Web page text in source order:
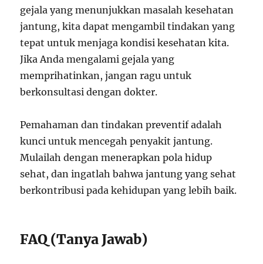
gejala yang menunjukkan masalah kesehatan
jantung, kita dapat mengambil tindakan yang
tepat untuk menjaga kondisi kesehatan kita.
Jika Anda mengalami gejala yang
memprihatinkan, jangan ragu untuk
berkonsultasi dengan dokter.
Pemahaman dan tindakan preventif adalah
kunci untuk mencegah penyakit jantung.
Mulailah dengan menerapkan pola hidup
sehat, dan ingatlah bahwa jantung yang sehat
berkontribusi pada kehidupan yang lebih baik.
FAQ (Tanya Jawab)